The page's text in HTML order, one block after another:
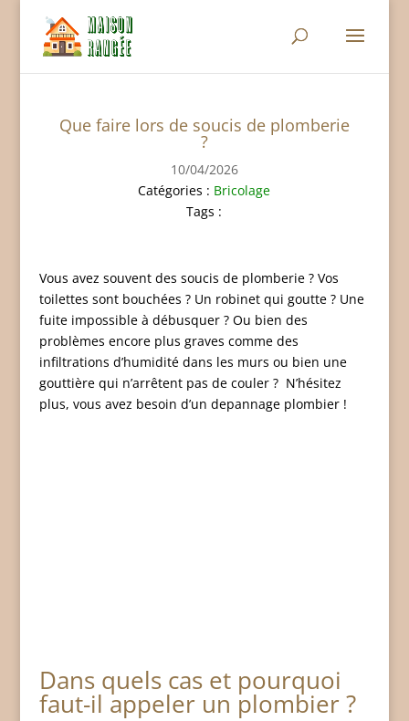
Que faire lors de soucis de plomberie
?
10/04/2026
Catégories : Bricolage
Tags :
Vous avez souvent des soucis de plomberie ? Vos
toilettes sont bouchées ? Un robinet qui goutte ? Une
fuite impossible à débusquer ? Ou bien des
problèmes encore plus graves comme des
infiltrations d’humidité dans les murs ou bien une
gouttière qui n’arrêtent pas de couler ? N’hésitez
plus, vous avez besoin d’un depannage plombier !
Dans quels cas et pourquoi
faut-il appeler un plombier ?